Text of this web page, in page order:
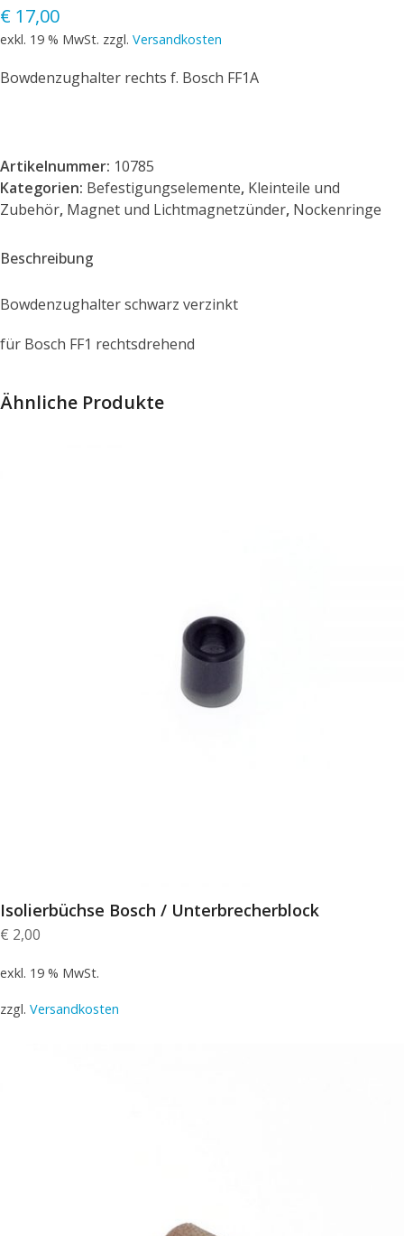
€ 17,00
exkl. 19 % MwSt. zzgl. Versandkosten
Bowdenzughalter rechts f. Bosch FF1A
Artikelnummer: 10785
Kategorien: Befestigungselemente, Kleinteile und
Zubehör, Magnet und Lichtmagnetzünder, Nockenringe
Beschreibung
Bowdenzughalter schwarz verzinkt
für Bosch FF1 rechtsdrehend
Ähnliche Produkte
Isolierbüchse Bosch / Unterbrecherblock
€ 2,00
exkl. 19 % MwSt.
zzgl. Versandkosten